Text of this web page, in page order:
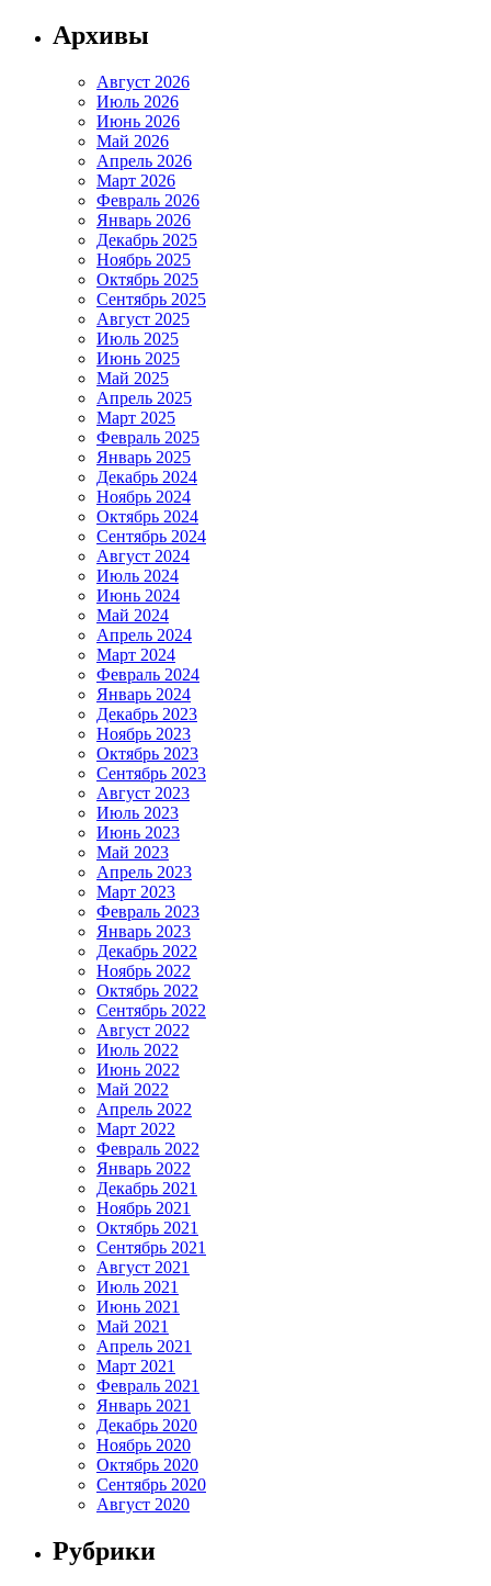
Архивы
Август 2026
Июль 2026
Июнь 2026
Май 2026
Апрель 2026
Март 2026
Февраль 2026
Январь 2026
Декабрь 2025
Ноябрь 2025
Октябрь 2025
Сентябрь 2025
Август 2025
Июль 2025
Июнь 2025
Май 2025
Апрель 2025
Март 2025
Февраль 2025
Январь 2025
Декабрь 2024
Ноябрь 2024
Октябрь 2024
Сентябрь 2024
Август 2024
Июль 2024
Июнь 2024
Май 2024
Апрель 2024
Март 2024
Февраль 2024
Январь 2024
Декабрь 2023
Ноябрь 2023
Октябрь 2023
Сентябрь 2023
Август 2023
Июль 2023
Июнь 2023
Май 2023
Апрель 2023
Март 2023
Февраль 2023
Январь 2023
Декабрь 2022
Ноябрь 2022
Октябрь 2022
Сентябрь 2022
Август 2022
Июль 2022
Июнь 2022
Май 2022
Апрель 2022
Март 2022
Февраль 2022
Январь 2022
Декабрь 2021
Ноябрь 2021
Октябрь 2021
Сентябрь 2021
Август 2021
Июль 2021
Июнь 2021
Май 2021
Апрель 2021
Март 2021
Февраль 2021
Январь 2021
Декабрь 2020
Ноябрь 2020
Октябрь 2020
Сентябрь 2020
Август 2020
Рубрики